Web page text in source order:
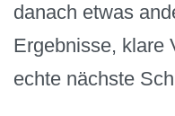
danach etwas
Ergebnisse, klare
echte nächste